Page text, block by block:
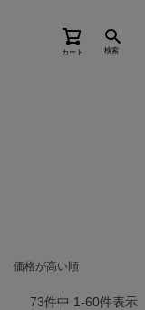
カート 検索
価格が高い順
73件中 1-60件表示